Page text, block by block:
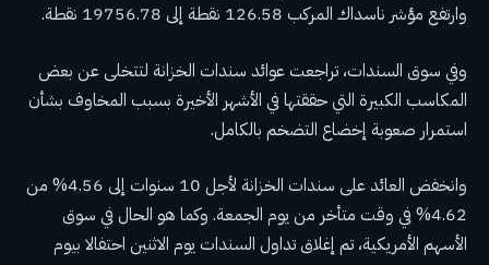
وارتفع مؤشر ناسداك المركب 126.58 نقطة إلى 19756.78 نقطة.
وفي سوق السندات، تراجعت عوائد سندات الخزانة لتتخلى عن بعض
المكاسب الكبيرة التي حققتها في الأشهر الأخيرة بسبب المخاوف بشأن
استمرار صعوبة إخضاع التضخم بالكامل.
وانخفض العائد على سندات الخزانة لأجل 10 سنوات إلى 4.56% من
4.62% في وقت متأخر من يوم الجمعة. وكما هو الحال في سوق
الأسهم الأمريكية، تم إغلاق تداول السندات يوم الاثنين احتفالا بيوم